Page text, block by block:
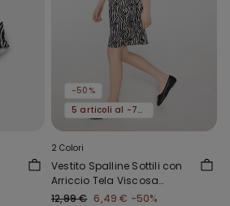
-50%
5 articoli al -70%
2 Colori
Vestito Spalline Sottili con
Arriccio Tela Viscosa
Bimba
12,99 € 6,49 € -50%